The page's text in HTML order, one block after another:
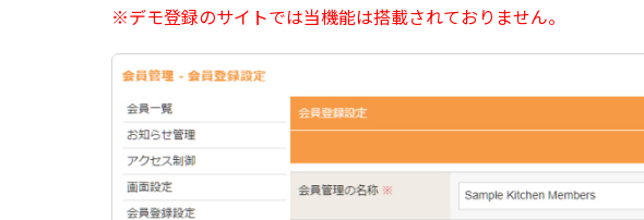
※デモ登録のサイトでは当機能は搭載されておりません。